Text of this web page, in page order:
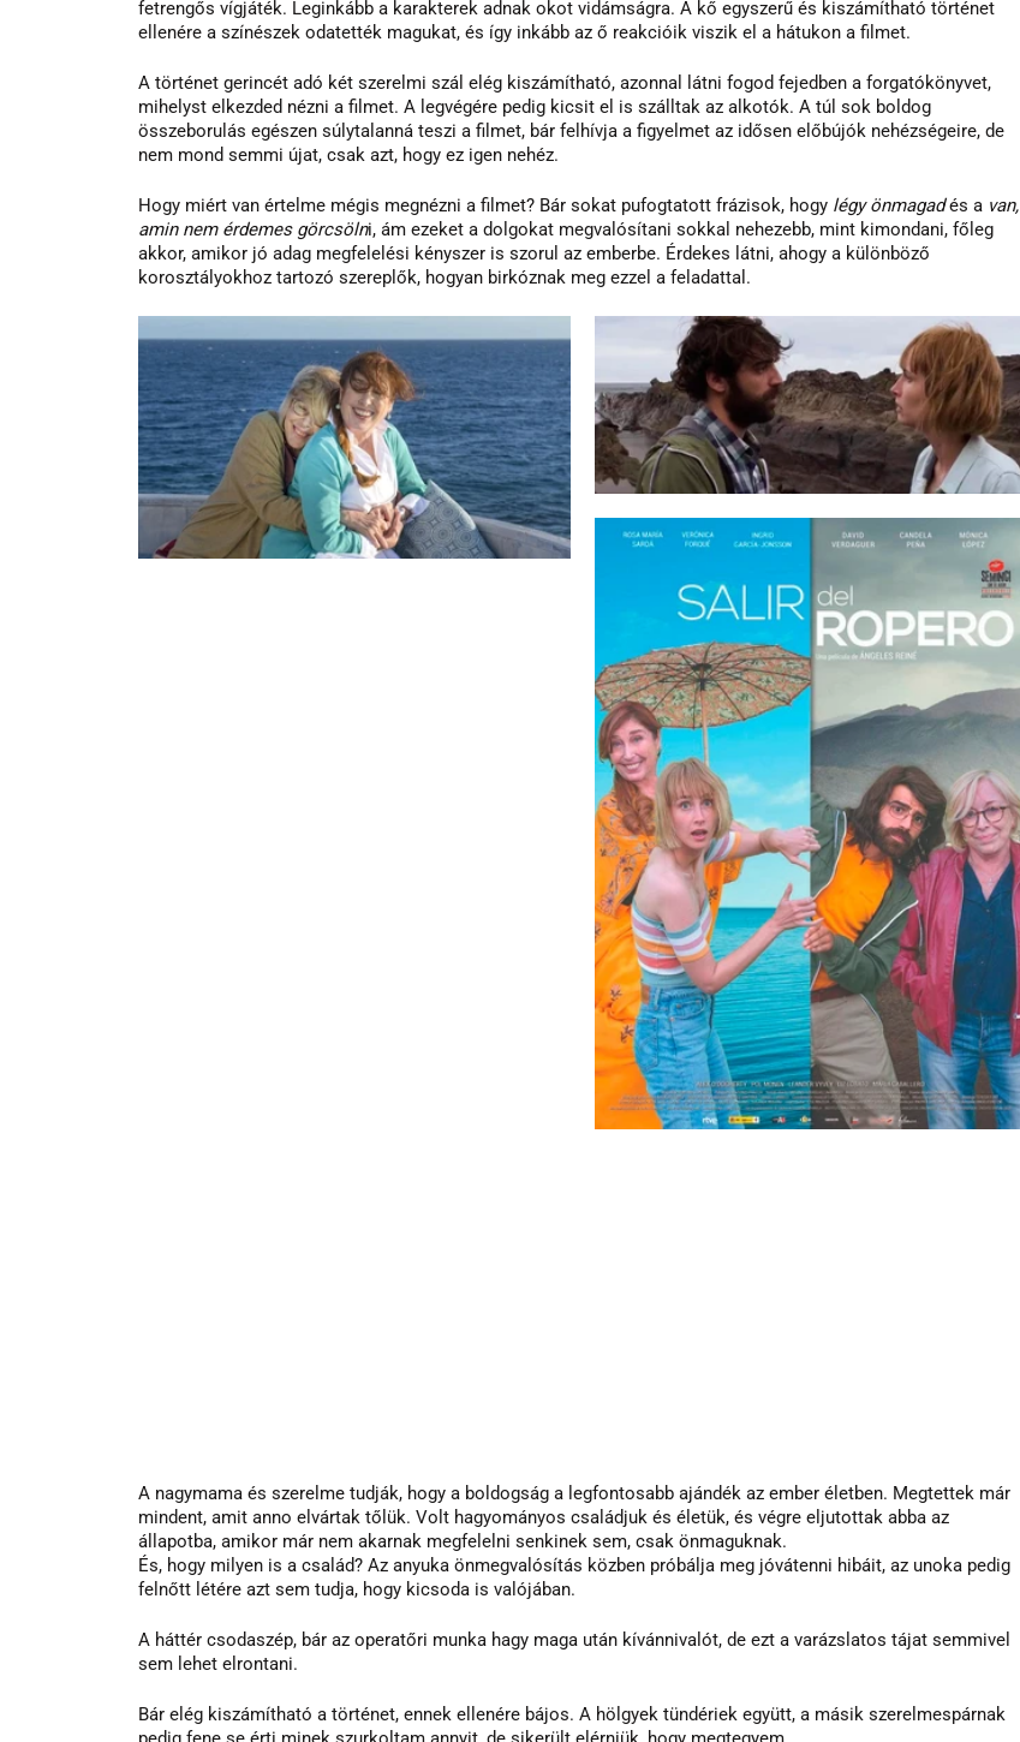
fetrengős vígjáték. Leginkább a karakterek adnak okot vidámságra. A kő egyszerű és kiszámítható történet
ellenére a színészek odatették magukat, és így inkább az ő reakcióik viszik el a hátukon a filmet.
A történet gerincét adó két szerelmi szál elég kiszámítható, azonnal látni fogod fejedben a forgatókönyvet,
mihelyst elkezded nézni a filmet. A legvégére pedig kicsit el is szálltak az alkotók. A túl sok boldog
összeborulás egészen súlytalanná teszi a filmet, bár felhívja a figyelmet az idősen előbújók nehézségeire, de
nem mond semmi újat, csak azt, hogy ez igen nehéz.
Hogy miért van értelme mégis megnézni a filmet? Bár sokat pufogtatott frázisok, hogy légy önmagad és a van,
amin nem érdemes görcsölni, ám ezeket a dolgokat megvalósítani sokkal nehezebb, mint kimondani, főleg
akkor, amikor jó adag megfelelési kényszer is szorul az emberbe. Érdekes látni, ahogy a különböző
korosztályokhoz tartozó szereplők, hogyan birkóznak meg ezzel a feladattal.
A nagymama és szerelme tudják, hogy a boldogság a legfontosabb ajándék az ember életben. Megtettek már
mindent, amit anno elvártak tőlük. Volt hagyományos családjuk és életük, és végre eljutottak abba az
állapotba, amikor már nem akarnak megfelelni senkinek sem, csak önmaguknak.
És, hogy milyen is a család? Az anyuka önmegvalósítás közben próbálja meg jóvátenni hibáit, az unoka pedig
felnőtt létére azt sem tudja, hogy kicsoda is valójában.
A háttér csodaszép, bár az operatőri munka hagy maga után kívánnivalót, de ezt a varázslatos tájat semmivel
sem lehet elrontani.
Bár elég kiszámítható a történet, ennek ellenére bájos. A hölgyek tündériek együtt, a másik szerelmespárnak